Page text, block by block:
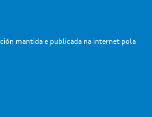
mantida e publicada na internet pola